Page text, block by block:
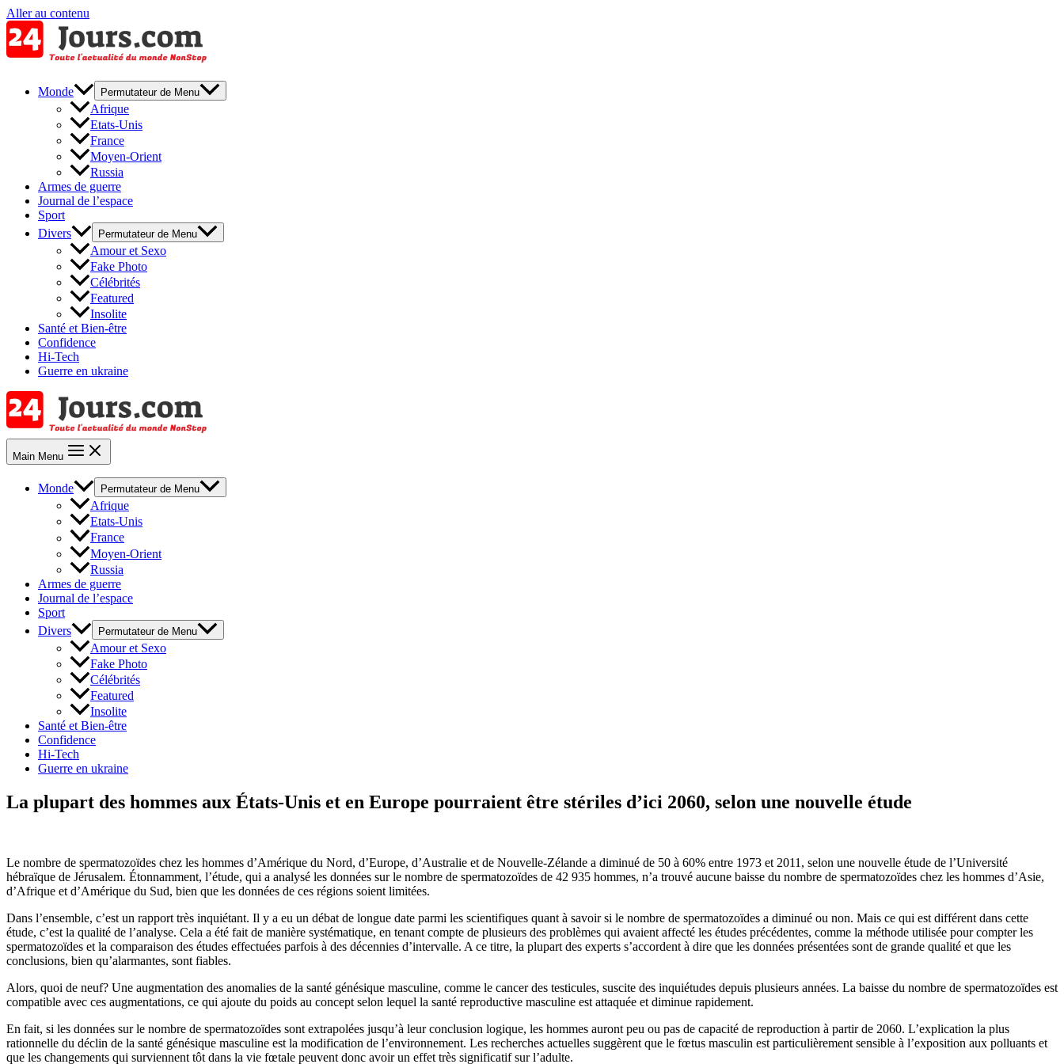
Aller au contenu
Monde Permutateur de Menu
Afrique
Etats-Unis
France
Moyen-Orient
Russia
Armes de guerre
Journal de l’espace
Sport
Divers
Permutateur de Menu
Amour et Sexo
Fake Photo
Célébrités
Featured
Insolite
Santé et Bien-être
Confidence
Hi-Tech
Guerre en ukraine
Main Menu
Monde Permutateur de Menu
Afrique
Etats-Unis
France
Moyen-Orient
Russia
Armes de guerre
Journal de l’espace
Sport
Divers
Permutateur de Menu
Amour et Sexo
Fake Photo
Célébrités
Featured
Insolite
Santé et Bien-être
Confidence
Hi-Tech
Guerre en ukraine
La plupart des hommes aux États-Unis et en Europe pourraient être stériles d’ici 2060, selon une nouvelle étude
Le nombre de spermatozoïdes chez les hommes d’Amérique du Nord, d’Europe, d’Australie et de Nouvelle-Zélande a diminué de 50 à 60% entre 1973 et 2011, selon une nouvelle étude de l’Université
hébraïque de Jérusalem. Étonnamment, l’étude, qui a analysé les données sur le nombre de spermatozoïdes de 42 935 hommes, n’a trouvé aucune baisse du nombre de spermatozoïdes chez les hommes d’Asie,
d’Afrique et d’Amérique du Sud, bien que les données de ces régions soient limitées.
Dans l’ensemble, c’est un rapport très inquiétant. Il y a eu un débat de longue date parmi les scientifiques quant à savoir si le nombre de spermatozoïdes a diminué ou non. Mais ce qui est différent dans cette
étude, c’est la qualité de l’analyse. Cela a été fait de manière systématique, en tenant compte de plusieurs des problèmes qui avaient affecté les études précédentes, comme la méthode utilisée pour compter les
spermatozoïdes et la comparaison des études effectuées parfois à des décennies d’intervalle. A ce titre, la plupart des experts s’accordent à dire que les données présentées sont de grande qualité et que les
conclusions, bien qu’alarmantes, sont fiables.
Alors, quoi de neuf? Une augmentation des anomalies de la santé génésique masculine, comme le cancer des testicules, suscite des inquiétudes depuis plusieurs années. La baisse du nombre de spermatozoïdes est
compatible avec ces augmentations, ce qui ajoute du poids au concept selon lequel la santé reproductive masculine est attaquée et diminue rapidement.
En fait, si les données sur le nombre de spermatozoïdes sont extrapolées jusqu’à leur conclusion logique, les hommes auront peu ou pas de capacité de reproduction à partir de 2060. L’explication la plus
rationnelle du déclin de la santé génésique masculine est la modification de l’environnement. Les recherches actuelles suggèrent que le fœtus masculin est particulièrement sensible à l’exposition aux polluants et
que les changements qui surviennent tôt dans la vie fœtale peuvent donc avoir un effet très significatif sur l’adulte.